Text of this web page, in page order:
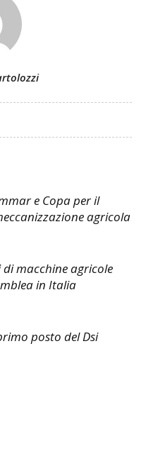
e Copa per il
agricola
macchine agricole
in Italia
posto del Dsi